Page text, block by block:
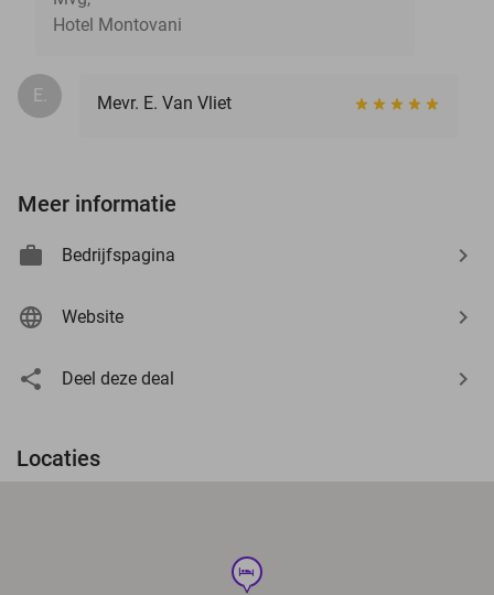
Hotel Montovani
E. Mevr. E. Van Vliet
Meer informatie
Bedrijfspagina
Website
Deel deze deal
Locaties
hotel